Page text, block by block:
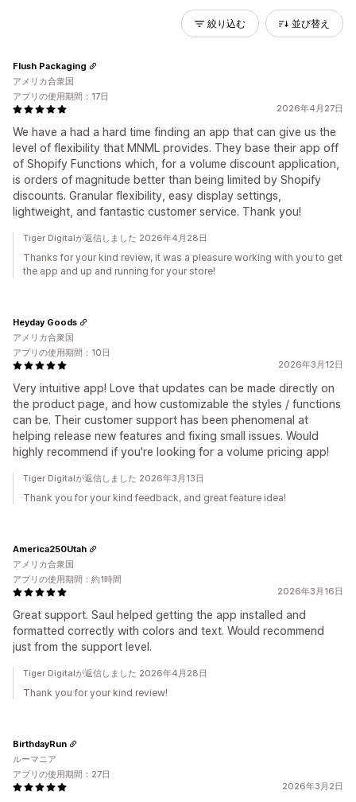
絞り込む 並び替え
2026年4月27日
We have a had a hard time finding an app that can give us the
level of flexibility that MNML provides. They base their app off
of Shopify Functions which, for a volume discount application,
is orders of magnitude better than being limited by Shopify
discounts. Granular flexibility, easy display settings,
lightweight, and fantastic customer service. Thank you!
Flush Packaging
アメリカ合衆国
アプリの使用期間：17日
Tiger Digitalが返信しました 2026年4月28日
Thanks for your kind review, it was a pleasure working with you to get
the app and up and running for your store!
2026年3月12日
Very intuitive app! Love that updates can be made directly on
the product page, and how customizable the styles / functions
can be. Their customer support has been phenomenal at
helping release new features and fixing small issues. Would
highly recommend if you're looking for a volume pricing app!
Heyday Goods
アメリカ合衆国
アプリの使用期間：10日
Tiger Digitalが返信しました 2026年3月13日
Thank you for your kind feedback, and great feature idea!
2026年3月16日
Great support. Saul helped getting the app installed and
formatted correctly with colors and text. Would recommend
just from the support level.
America250Utah
アメリカ合衆国
アプリの使用期間：約1時間
Tiger Digitalが返信しました 2026年4月28日
Thank you for your kind review!
2026年3月2日
BirthdayRun
ルーマニア
アプリの使用期間：27日